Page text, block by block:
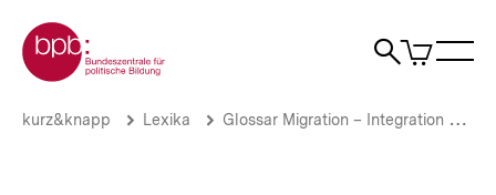
zum
Seiteninhalt
springen
Zur Startseite der bpb
Suche
Artikel
im
Rückwanderung
Brotkrümelnavigation
Pfadnavigation
kurz&knapp Lexika Glossar Migration – Integration – Flucht & Asyl